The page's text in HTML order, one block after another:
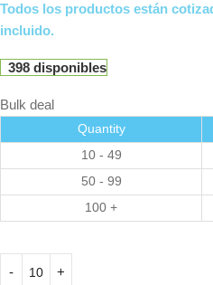
Todos los productos están
incluido.
398 disponibles
Bulk deal
Quantity
10 - 49
50 - 99
100 +